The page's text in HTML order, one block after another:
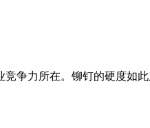
争力所在。铆钉的硬度如